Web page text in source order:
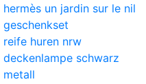
hermès un jardin sur le nil
geschenkset
reife huren nrw
deckenlampe schwarz
metall